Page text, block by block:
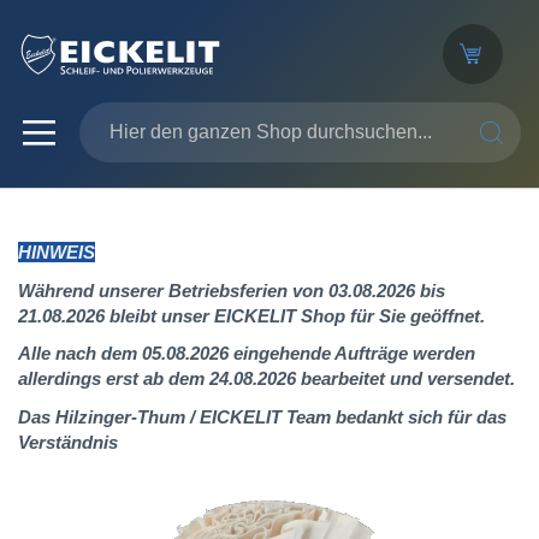
SUCHE
HINWEIS
Während unserer Betriebsferien von 03.08.2026 bis
21.08.2026 bleibt unser EICKELIT Shop für Sie geöffnet.
Alle nach dem 05.08.2026 eingehende Aufträge werden
allerdings erst ab dem 24.08.2026 bearbeitet und versendet.
Das Hilzinger-Thum / EICKELIT Team bedankt sich für das
Verständnis